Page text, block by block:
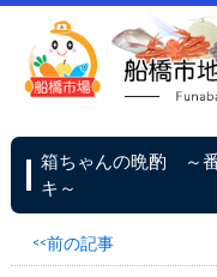
箱ちゃんの晩酌 ～
キ～
<<前の記事